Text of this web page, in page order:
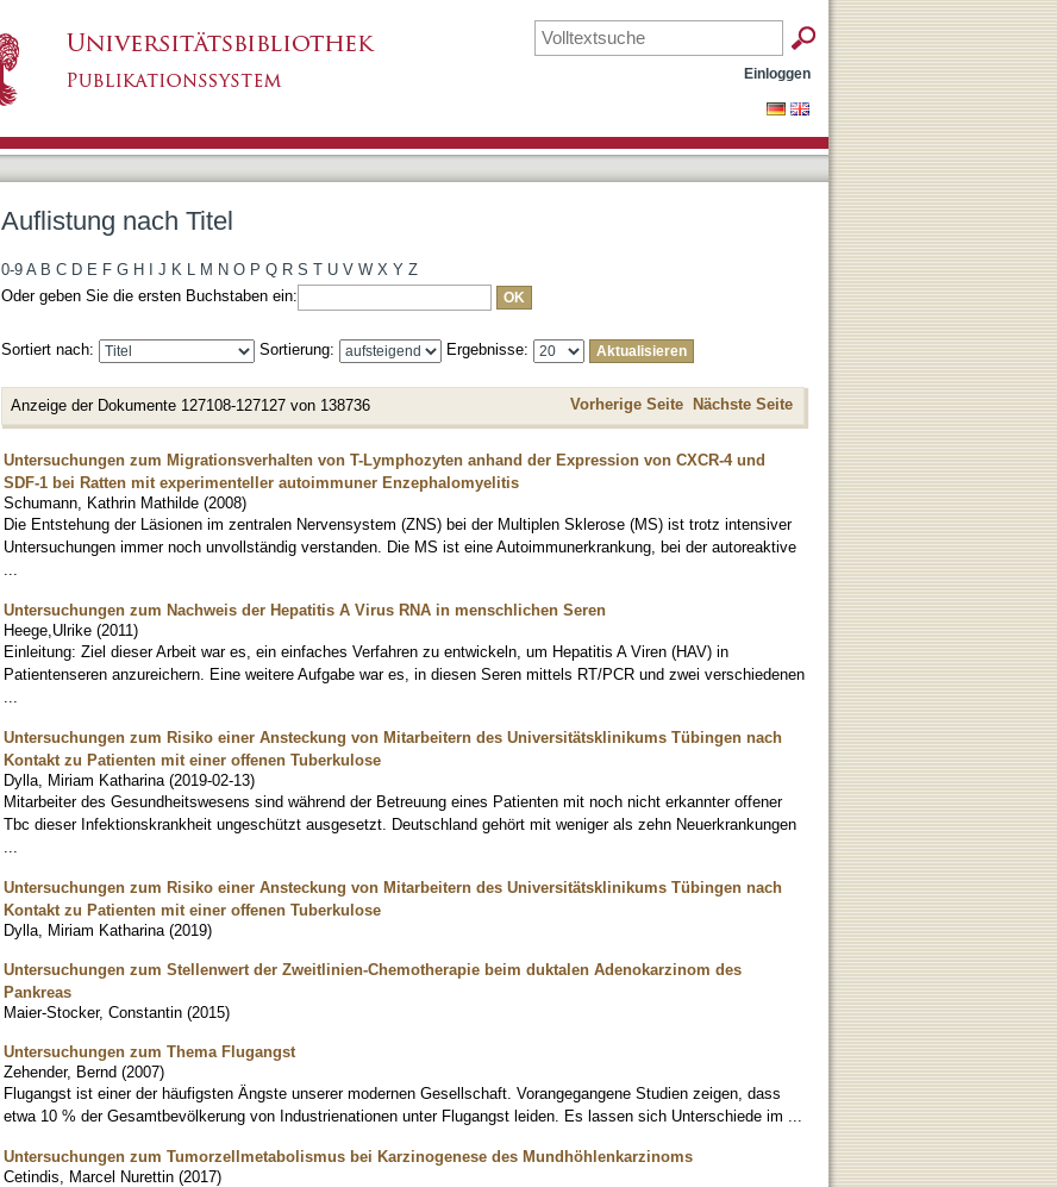
Einloggen
Auflistung nach Titel
0-9 A B C D E F G H J K L M N O P Q R S T U V W X Y Z
Oder geben Sie die ersten Buchstaben ein:
Sortiert nach: Sortierung: Ergebnisse:
Anzeige der Dokumente 127108-127127 von 138736 Vorherige Seite Nächste Seite
Untersuchungen zum Migrationsverhalten von T-Lymphozyten anhand der Expression von CXCR-4 und
SDF-1 bei Ratten mit experimenteller autoimmuner Enzephalomyelitis
Schumann, Kathrin Mathilde (2008)
Die Entstehung der Läsionen im zentralen Nervensystem (ZNS) bei der Multiplen Sklerose (MS) ist trotz intensiver
Untersuchungen immer noch unvollständig verstanden. Die MS ist eine Autoimmunerkrankung, bei der autoreaktive
Untersuchungen zum Nachweis der Hepatitis A Virus RNA in menschlichen Seren
Heege,Ulrike (2011)
Einleitung: Ziel dieser Arbeit war es, ein einfaches Verfahren zu entwickeln, um Hepatitis A Viren (HAV) in
Patientenseren anzureichern. Eine weitere Aufgabe war es, in diesen Seren mittels RT/PCR und zwei verschiedenen
Untersuchungen zum Risiko einer Ansteckung von Mitarbeitern des Universitätsklinikums Tübingen nach
Kontakt zu Patienten mit einer offenen Tuberkulose
Dylla, Miriam Katharina (2019-02-13)
Mitarbeiter des Gesundheitswesens sind während der Betreuung eines Patienten mit noch nicht erkannter offener
Tbc dieser Infektionskrankheit ungeschützt ausgesetzt. Deutschland gehört mit weniger als zehn Neuerkrankungen
Untersuchungen zum Risiko einer Ansteckung von Mitarbeitern des Universitätsklinikums Tübingen nach
Kontakt zu Patienten mit einer offenen Tuberkulose
Dylla, Miriam Katharina (2019)
Untersuchungen zum Stellenwert der Zweitlinien-Chemotherapie beim duktalen Adenokarzinom des
Pankreas
Maier-Stocker, Constantin (2015)
Untersuchungen zum Thema Flugangst
Zehender, Bernd (2007)
Flugangst ist einer der häufigsten Ängste unserer modernen Gesellschaft. Vorangegangene Studien zeigen, dass
etwa 10 % der Gesamtbevölkerung von Industrienationen unter Flugangst leiden. Es lassen sich Unterschiede im ...
Untersuchungen zum Tumorzellmetabolismus bei Karzinogenese des Mundhöhlenkarzinoms
Cetindis, Marcel Nurettin (2017)